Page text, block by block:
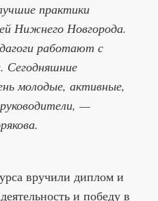
практики
Нижнего Новгорода.
работают с
Сегодняшние
молодые, активные,
—
вручили диплом и
и победу в